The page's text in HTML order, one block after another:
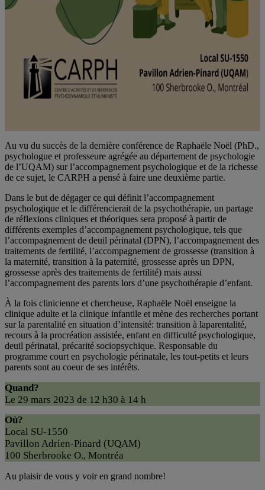
Au vu du succès de la dernière conférence de Raphaële Noël (PhD.,
psychologue et professeure agrégée au département de psychologie
de l’UQAM) sur l’accompagnement psychologique et de la richesse
de ce sujet, le CARPH a pensé à faire une deuxième partie.
Dans le but de dégager ce qui définit l’accompagnement
psychologique et le différencierait de la psychothérapie, un partage
de réflexions cliniques et théoriques sera proposé à partir de
différents exemples d’accompagnement psychologique, tels que
l’accompagnement de deuil périnatal (DPN), l’accompagnement des
traitements de fertilité, l’accompagnement de grossesse (transition à
la maternité, transition à la paternité, grossesse après un DPN,
grossesse après des traitements de fertilité) mais aussi
l’accompagnement des parents lors d’une psychothérapie d’enfant.
À la fois clinicienne et chercheuse, Raphaële Noël enseigne la
clinique adulte et la clinique infantile et mène des recherches portant
sur la parentalité en situation d’intensité: transition à laparentalité,
recours à la procréation assistée, enfant en difficulté psychologique,
deuil périnatal, précarité sociopsychique. Responsable du
programme court en psychologie périnatale, les tout-petits et leurs
parents sont au coeur de ses intérêts.
Quand?
Le 29 mars 2023 de 12 h30 à 14 h
Où?
Local SU-1550
Pavillon Adrien-Pinard (UQAM)
100 Sherbrooke O., Montréa
Au plaisir de vous y voir en grand nombre!